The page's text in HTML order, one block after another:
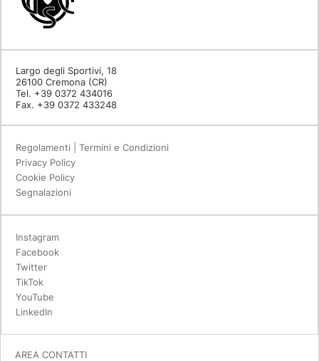
Largo degli Sportivi, 18
26100 Cremona (CR)
Tel. +39 0372 434016
Fax. +39 0372 433248
Regolamenti | Termini e Condizioni
Privacy Policy
Cookie Policy
Segnalazioni
Instagram
Facebook
Twitter
TikTok
YouTube
LinkedIn
AREA CONTATTI